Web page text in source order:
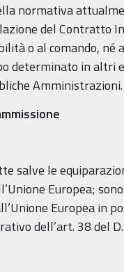
normativa
del Contratto
o al comando,
determinato in altri
Amministrazioni.
salve le
Europea;
Europea in
dell’art. 38 del